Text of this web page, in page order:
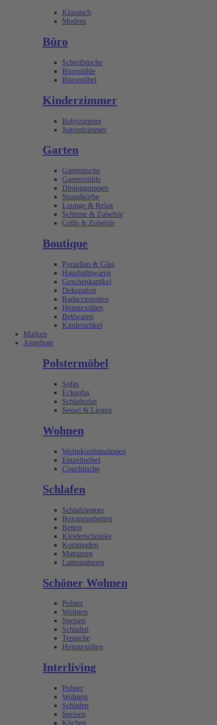
Klassisch
Modern
Büro
Schreibtische
Bürostühle
Büromöbel
Kinderzimmer
Babyzimmer
Jugendzimmer
Garten
Gartentische
Gartenstühle
Dininggruppen
Strandkörbe
Lounge & Relax
Schirme & Zubehör
Grills & Zubehör
Boutique
Porzellan & Glas
Haushaltswaren
Geschenkartikel
Dekoration
Badaccessoires
Heimtextilien
Bettwaren
Kinderartikel
Marken
Angebote
Polstermöbel
Sofas
Ecksofas
Schlafsofas
Sessel & Liegen
Wohnen
Wohnkombinationen
Einzelmöbel
Couchtische
Schlafen
Schlafzimmer
Boxspringbetten
Betten
Kleiderschränke
Kommoden
Matratzen
Lattenrahmen
Schöner Wohnen
Polster
Wohnen
Speisen
Schlafen
Teppiche
Heimtextilien
Interliving
Polster
Wohnen
Schlafen
Speisen
Küchen